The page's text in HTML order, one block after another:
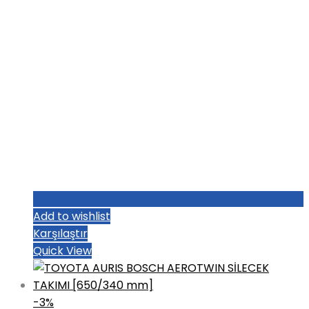
Add to wishlist
Karşılaştır
Quick View
-3%